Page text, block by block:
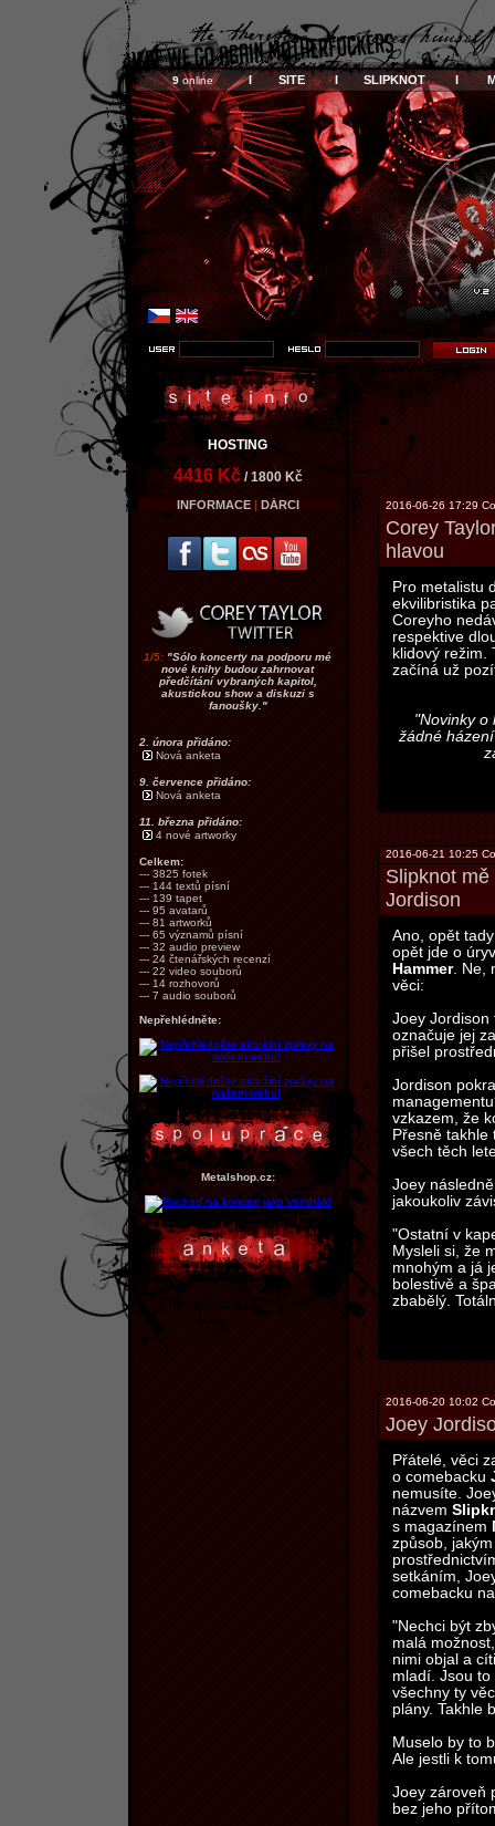
9online I SITE I SLIPKNOT I
HOSTING
4416 Kč/ 1800 Kč
INFORMACE DÁRCI
1/5:"Sólo koncerty na podporu mé
nové knihy budou zahrnovat
předčítání vybraných kapitol,
akustickou show a diskuzi s
fanoušky."
2. února přidáno:
Nová anketa
9. července přidáno:
Nová anketa
11. března přidáno:
4 nové artworky
Celkem:
--- 3825 fotek
--- 144 textů písní
--- 139 tapet
--- 95 avatarů
--- 81 artworků
--- 65 významů písní
--- 32 audio preview
--- 24 čtenářských recenzí
--- 22 video souborů
--- 14 rozhovorů
--- 7 audio souborů
Nepřehlédněte:
Metalshop.cz:
2016-06-26 17:29
Corey
hlavou
Pro metalistu
ekvilibristika
Coreyho
respektive
klidový režim.
začíná už
"Novinky o
žádné
2016-06-21 10:25
Slipknot
Jordison
Ano, opět
opět jde o
Hammer. Ne,
věci:
Joey
označuje jej
přišel
Jordison
vzkazem, že
Přesně takhle
všech těch
Joey
jakoukoliv
"Ostatní v
Mysleli si, že
mnohým a já
bolestivě a
zbabělý.
2016-06-20 10:02
Joey
Přátelé, věci
o comebacku
nemusíte.
názvem
s magazínem
způsob,
setkáním,
comebacku
"Nechci být
malá
nimi objal a
mladí. Jsou
všechny ty
plány. Takhle
Muselo by to
Ale jestli k
Joey zároveň
bez jeho